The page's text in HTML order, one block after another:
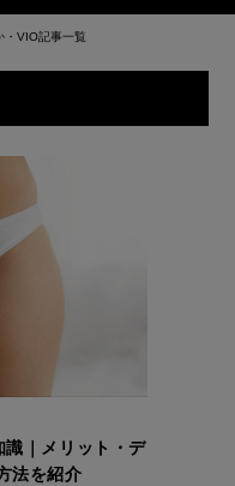
・VIO記事一覧
識｜メリット・デ
法を紹介